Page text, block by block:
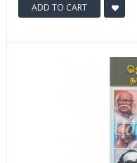
ADD TO CART